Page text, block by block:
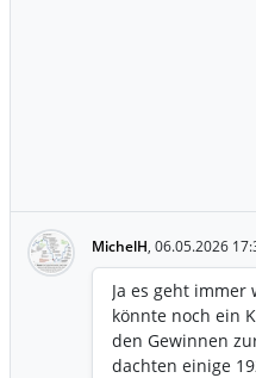
MichelH, 06.05.2026
Ja es geht immer
könnte noch ein
den Gewinnen
dachten einige